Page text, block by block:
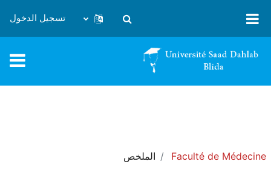
تبديل إدخال البحث
تسجيل الدخول
Faculté de Médecine الملخص